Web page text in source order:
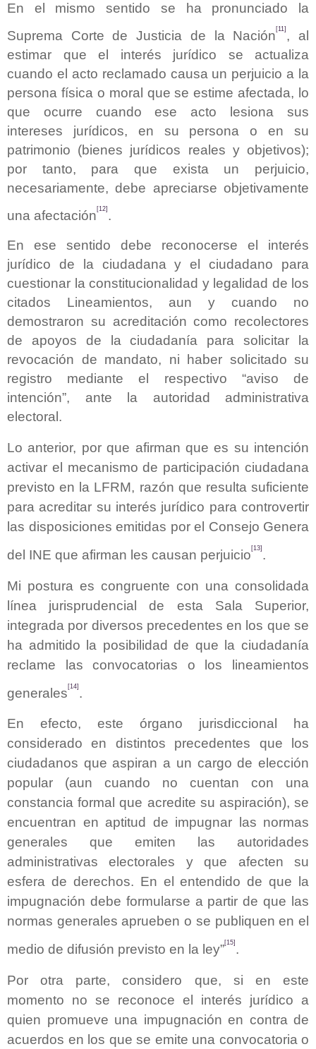
En el mismo sentido se ha pronunciado la
Suprema Corte de Justicia de la Nación[11] , al
estimar que el interés jurídico se actualiza
cuando el acto reclamado causa un perjuicio a la
persona física o moral que se estime afectada, lo
que ocurre cuando ese acto lesiona sus
intereses jurídicos, en su persona o en su
patrimonio (bienes jurídicos reales y objetivos);
por tanto, para que exista un perjuicio,
necesariamente, debe apreciarse objetivamente
una afectación [12] .
En ese sentido debe reconocerse el interés
jurídico de la ciudadana y el ciudadano para
cuestionar la constitucionalidad y legalidad de los
citados Lineamientos, aun y cuando no
demostraron su acreditación como recolectores
de apoyos de la ciudadanía para solicitar la
revocación de mandato, ni haber solicitado su
registro mediante el respectivo “aviso de
intención”, ante la autoridad administrativa
electoral.
Lo anterior, por que afirman que es su intención
activar el mecanismo de participación ciudadana
previsto en la LFRM, razón que resulta suficiente
para acreditar su interés jurídico para controvertir
las disposiciones emitidas por el Consejo Genera
del INE que afirman les causan perjuicio [13] .
Mi postura es congruente con una consolidada
línea jurisprudencial de esta Sala Superior,
integrada por diversos precedentes en los que se
ha admitido la posibilidad de que la ciudadanía
reclame las convocatorias o los lineamientos
generales [14] .
En efecto, este órgano jurisdiccional ha
considerado en distintos precedentes que los
ciudadanos que aspiran a un cargo de elección
popular (aun cuando no cuentan con una
constancia formal que acredite su aspiración), se
encuentran en aptitud de impugnar las normas
generales que emiten las autoridades
administrativas electorales y que afecten su
esfera de derechos. En el entendido de que la
impugnación debe formularse a partir de que las
normas generales aprueben o se publiquen en el
medio de difusión previsto en la ley”[15] .
Por otra parte, considero que, si en este
momento no se reconoce el interés jurídico a
quien promueve una impugnación en contra de
acuerdos en los que se emite una convocatoria o